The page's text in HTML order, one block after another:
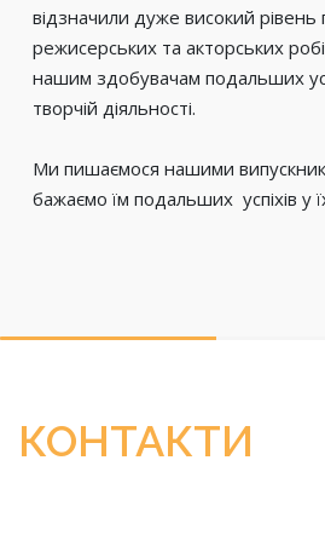
відзначили дуже високий рівень
режисерських та акторських
нашим здобувачам подальших
творчій діяльності.
Ми пишаємося нашими
бажаємо їм подальших успіхів у
КОНТАКТИ